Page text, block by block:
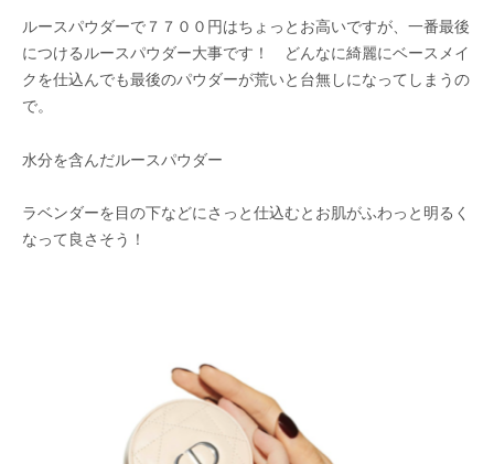
ルースパウダーで７７００円はちょっとお高いですが、一番最後
につけるルースパウダー大事です！ どんなに綺麗にベースメイ
クを仕込んでも最後のパウダーが荒いと台無しになってしまうの
で。
水分を含んだルースパウダー
ラベンダーを目の下などにさっと仕込むとお肌がふわっと明るく
なって良さそう！